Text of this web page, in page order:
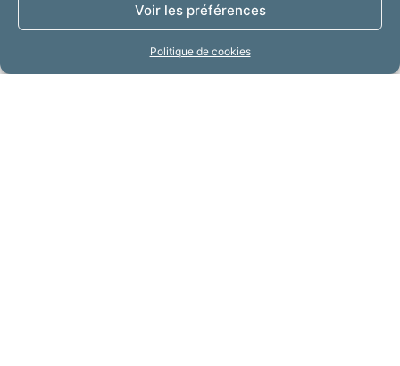
Voir les préférences
Politique de cookies